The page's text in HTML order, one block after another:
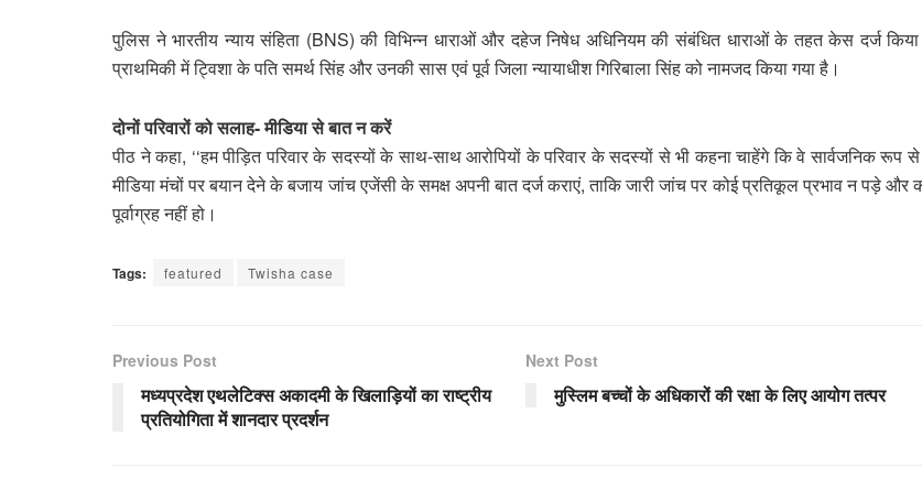
पुलिस ने भारतीय न्याय संहिता (BNS) की विभिन्न धाराओं और दहेज निषेध अधिनियम की संबंधित धाराओं के तहत केस दर्ज
प्राथमिकी में ट्विशा के पति समर्थ सिंह और उनकी सास एवं पूर्व जिला न्यायाधीश गिरिबाला सिंह को नामजद किया गया है।
दोनों परिवारों को सलाह- मीडिया से बात न करें
पीठ ने कहा, ‘‘हम पीड़ित परिवार के सदस्यों के साथ-साथ आरोपियों के परिवार के सदस्यों से भी कहना चाहेंगे कि वे सार्वजनिक रूप से
मीडिया मंचों पर बयान देने के बजाय जांच एजेंसी के समक्ष अपनी बात दर्ज कराएं, ताकि जारी जांच पर कोई प्रतिकूल प्रभाव न पड़े और
पूर्वाग्रह नहीं हो।
Tags: featured Twisha case
Previous Post
मध्यप्रदेश एथलेटिक्स अकादमी के खिलाड़ियों का राष्ट्रीय
प्रतियोगिता में शानदार प्रदर्शन
Next Post
मुस्लिम बच्चों के अधिकारों की रक्षा के लिए आयोग तत्पर